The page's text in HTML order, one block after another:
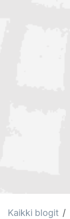
Kaikki blogit